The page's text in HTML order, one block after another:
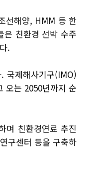
선해양, HMM 등 한
은 친환경 선박 수주
.
국제해사기구(IMO)
오는 2050년까지 순
며 친환경연료 추진
구센터 등을 구축하